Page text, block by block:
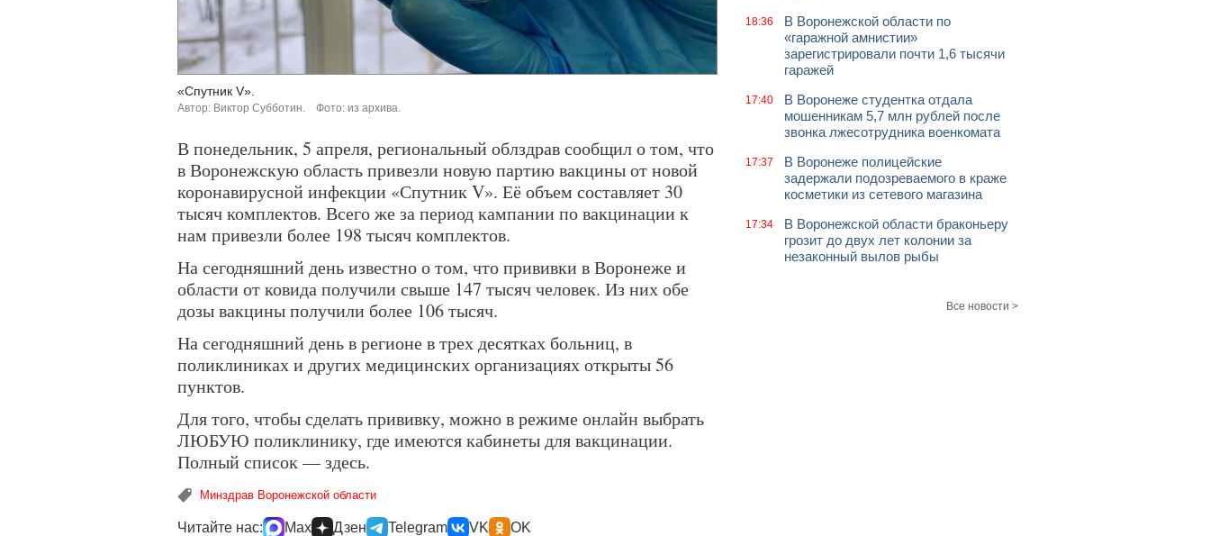
«Спутник V».
Автор: Виктор Субботин. Фото: из архива.
В понедельник, 5 апреля, региональный облздрав сообщил о том, что
в Воронежскую область привезли новую партию вакцины от новой
коронавирусной инфекции «Спутник V». Её объем составляет 30
тысяч комплектов. Всего же за период кампании по вакцинации к
нам привезли более 198 тысяч комплектов.
На сегодняшний день известно о том, что прививки в Воронеже и
области от ковида получили свыше 147 тысяч человек. Из них обе
дозы вакцины получили более 106 тысяч.
На сегодняшний день в регионе в трех десятках больниц, в
поликлиниках и других медицинских организациях открыты 56
пунктов.
Для того, чтобы сделать прививку, можно в режиме онлайн выбрать
ЛЮБУЮ поликлинику, где имеются кабинеты для вакцинации.
Полный список — здесь.
Минздрав Воронежской области
Читайте нас: Max Дзен Telegram VK OK
18:36
В Воронежской области по
«гаражной амнистии»
зарегистрировали почти 1,6 тысячи
гаражей
17:40
В Воронеже студентка отдала
мошенникам 5,7 млн рублей после
звонка лжесотрудника военкомата
17:37
В Воронеже полицейские
задержали подозреваемого в краже
косметики из сетевого магазина
17:34
В Воронежской области браконьеру
грозит до двух лет колонии за
незаконный вылов рыбы
Все новости >